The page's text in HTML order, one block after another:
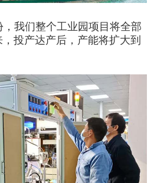
我们整个工业园项目将全部
投产达产后，产能将扩大到